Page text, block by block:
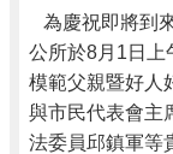
為慶祝即將到
公所於8月1日上
模範父親暨好人
與市民代表會主
法委員邱鎮軍等